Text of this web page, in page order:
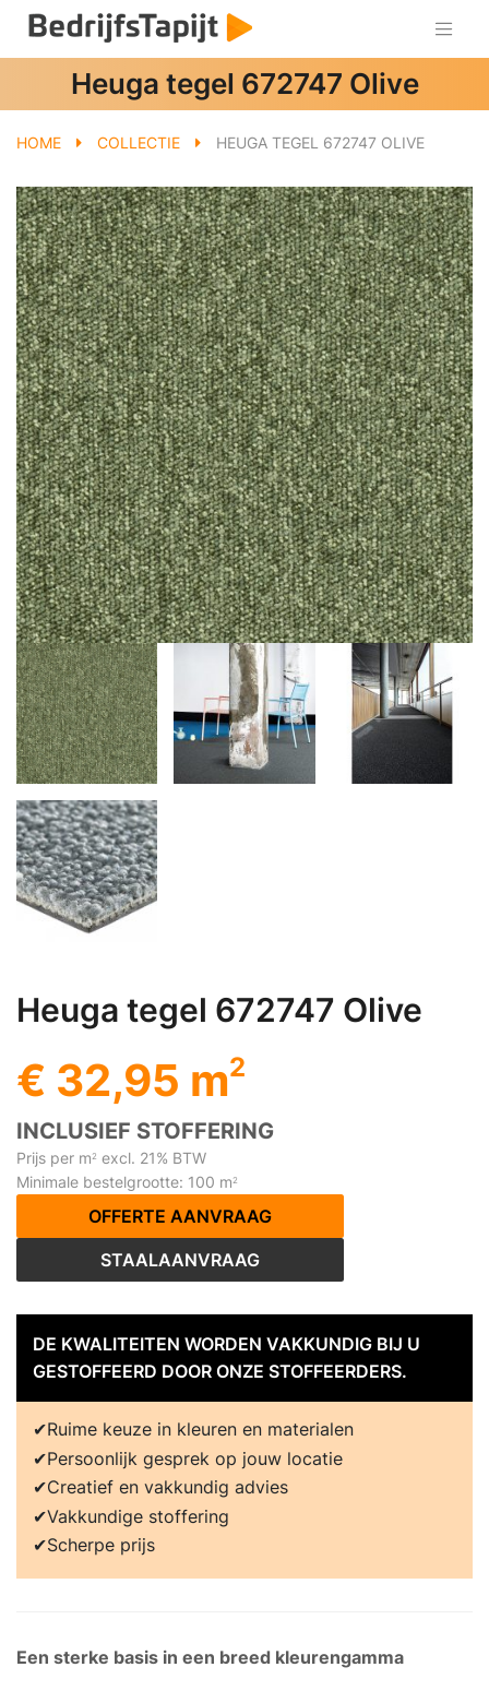
Heuga tegel 672747 Olive
HOME COLLECTIE HEUGA TEGEL 672747 OLIVE
Heuga tegel 672747 Olive
€ 32,95 m2
INCLUSIEF STOFFERING
Prijs per m2 excl. 21% BTW
Minimale bestelgrootte: 100 m2
OFFERTE AANVRAAG
STAALAANVRAAG
DE KWALITEITEN WORDEN VAKKUNDIG BIJ U
GESTOFFEERD DOOR ONZE STOFFEERDERS.
Ruime keuze in kleuren en materialen
Persoonlijk gesprek op jouw locatie
Creatief en vakkundig advies
Vakkundige stoffering
Scherpe prijs
Een sterke basis in een breed kleurengamma